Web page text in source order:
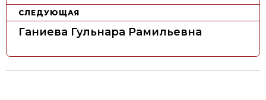
и
г
ц
и
СЛЕДУЮЩАЯ
Ганиева Гульнара Рамильевна